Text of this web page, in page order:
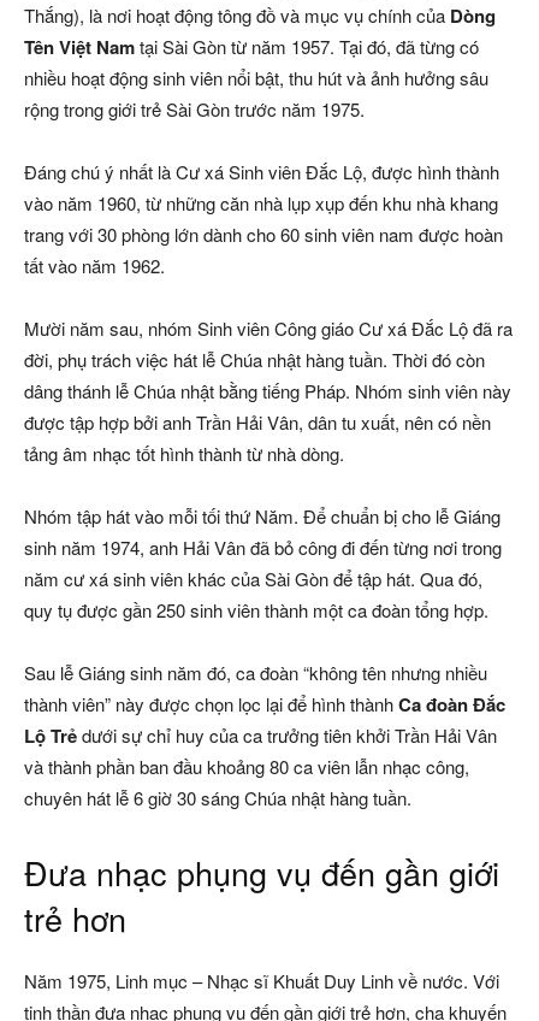
Thắng), là nơi hoạt động tông đồ và mục vụ chính của Dòng
Tên Việt Namtại Sài Gòn từ năm 1957. Tại đó, đã từng có
nhiều hoạt động sinh viên nổi bật, thu hút và ảnh hưởng sâu
rộng trong giới trẻ Sài Gòn trước năm 1975.
Đáng chú ý nhất là Cư xá Sinh viên Đắc Lộ, được hình thành
vào năm 1960, từ những căn nhà lụp xụp đến khu nhà khang
trang với 30 phòng lớn dành cho 60 sinh viên nam được hoàn
tất vào năm 1962.
Mười năm sau, nhóm Sinh viên Công giáo Cư xá Đắc Lộ đã ra
đời, phụ trách việc hát lễ Chúa nhật hàng tuần. Thời đó còn
dâng thánh lễ Chúa nhật bằng tiếng Pháp. Nhóm sinh viên này
được tập hợp bởi anh Trần Hải Vân, dân tu xuất, nên có nền
tảng âm nhạc tốt hình thành từ nhà dòng.
Nhóm tập hát vào mỗi tối thứ Năm. Để chuẩn bị cho lễ Giáng
sinh năm 1974, anh Hải Vân đã bỏ công đi đến từng nơi trong
năm cư xá sinh viên khác của Sài Gòn để tập hát. Qua đó,
quy tụ được gần 250 sinh viên thành một ca đoàn tổng hợp.
Sau lễ Giáng sinh năm đó, ca đoàn “không tên nhưng nhiều
thành viên” này được chọn lọc lại để hình thànhCa đoàn Đắc
LộTrẻdưới sự chỉ huy của ca trưởng tiên khởi Trần Hải Vân
và thành phần ban đầu khoảng 80 ca viên lẫn nhạc công,
chuyên hát lễ 6 giờ 30 sáng Chúa nhật hàng tuần.
Đưa nhạc phụng vụ đến gần giới
trẻ hơn
Năm 1975, Linh mục – Nhạc sĩ Khuất Duy Linh về nước. Với
tinh thần đưa nhạc phụng vụ đến gần giới trẻ hơn, cha khuyến